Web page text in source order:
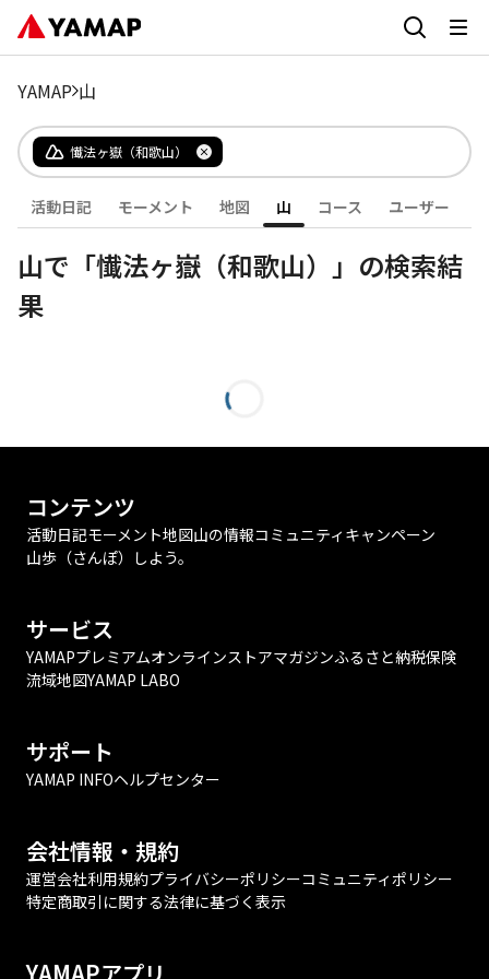
YAMAP 山
懴法ヶ嶽（和歌山）
活動日記 モーメント 地図 山 コース ユーザー
山で「懴法ヶ嶽（和歌山）」の検索結
果
コンテンツ
活動日記モーメント地図山の情報コミュニティ キャンペーン
山歩（さんぽ）しよう。
サービス
YAMAPプレミアムオンラインストアマガジンふるさと納税保険
流域地図YAMAP LABO
サポート
YAMAP INFOヘルプセンター
会社情報・規約
運営会社利用規約プライバシーポリシーコミュニティポリシー
特定商取引に関する法律に基づく表示